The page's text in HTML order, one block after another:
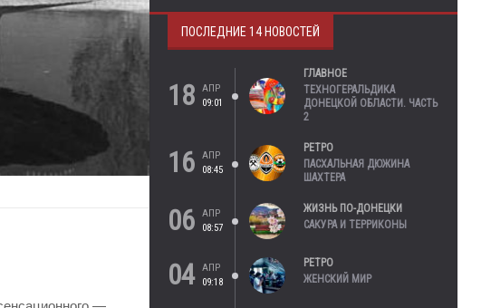
ПОСЛЕДНИЕ 14 НОВОСТЕЙ
18
АПР
09:01
ГЛАВНОЕ
ТЕХНОГЕРАЛЬДИКА
ДОНЕЦКОЙ ОБЛАСТИ. ЧАСТЬ
2
16
АПР
08:45
РЕТРО
ПАСХАЛЬНАЯ ДЮЖИНА
ШАХТЕРА
06
АПР
08:57
ЖИЗНЬ ПО-ДОНЕЦКИ
САКУРА И ТЕРРИКОНЫ
04
АПР
09:18
РЕТРО
ЖЕНСКИЙ МИР